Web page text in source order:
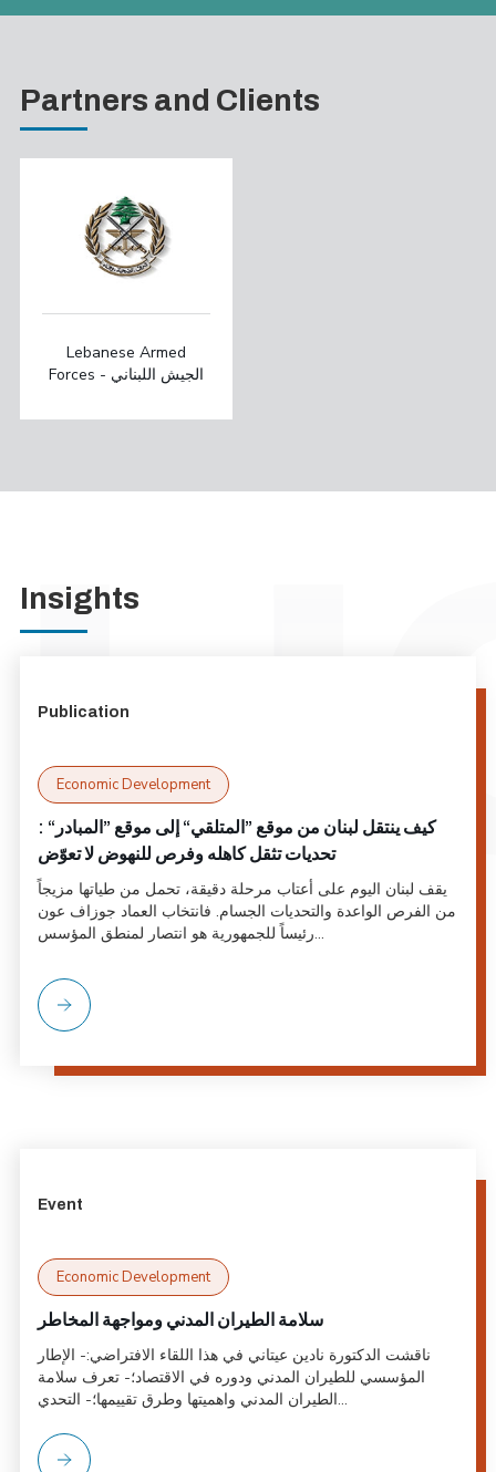
Partners and Clients
Lebanese Armed
Forces - الجيش اللبناني
Insights
Publication
Economic Development
كيف ينتقل لبنان من موقع ”المتلقي“ إلى موقع ”المبادر“ :
تحديات تثقل كاهله وفرص للنهوض لا تعوّض
يقف لبنان اليوم على أعتاب مرحلة دقيقة، تحمل من طياتها مزيجاً
من الفرص الواعدة والتحديات الجسام. فانتخاب العماد جوزاف عون
رئيساً للجمهورية هو انتصار لمنطق المؤسس...
Event
Economic Development
سلامة الطيران المدني ومواجهة المخاطر
ناقشت الدكتورة نادين عيتاني في هذا اللقاء الافتراضي:- الإطار
المؤسسي للطيران المدني ودوره في الاقتصاد؛- تعرف سلامة
الطيران المدني واهميتها وطرق تقييمها؛- التحدي...